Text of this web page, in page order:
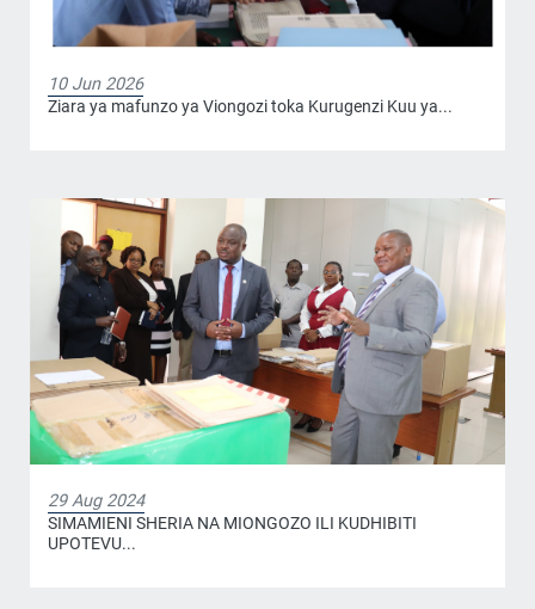
10 Jun 2026
Ziara ya mafunzo ya Viongozi toka Kurugenzi Kuu ya...
29 Aug 2024
SIMAMIENI SHERIA NA MIONGOZO ILI KUDHIBITI
UPOTEVU...